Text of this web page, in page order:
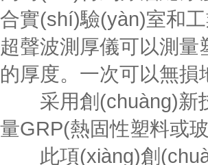
合實(shí)驗(yàn)室和工
超聲波測厚儀可以測量
的厚度。一次可以無
采用創(chuàng)新技
量GRP(熱固性塑料或玻
此項(xiàng)創